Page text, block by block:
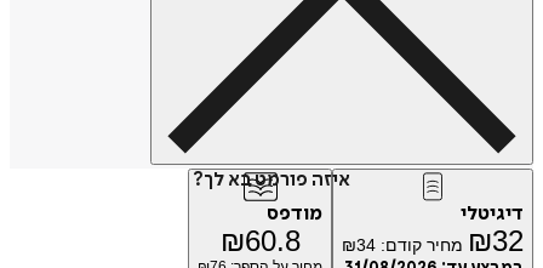
איזה פורמט בא לך?
₪ מחיר קודם: ₪34
מודפס
₪60.8